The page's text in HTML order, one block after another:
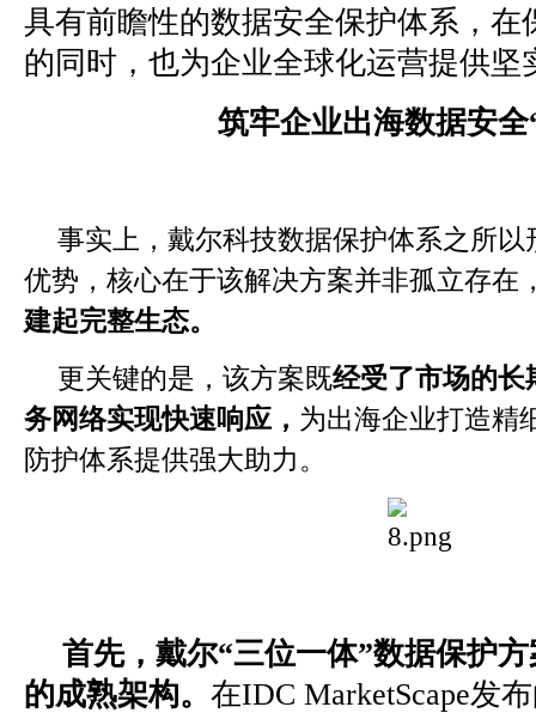
具有前瞻性的数据安全保护体系，在
的同时，也为企业全球化运营提供坚
筑牢企业出海数据安全
事实上，戴尔科技数据保护体系之所以
优势，核心在于该解决方案并非孤立存在
建起完整生态。
更关键的是，该方案既经受了市场的长
务网络实现快速响应， 为出海企业打造精
防护体系提供强大助力。
首先，戴尔“三位一体”数据保护
的成熟架构。 在IDC MarketScape发